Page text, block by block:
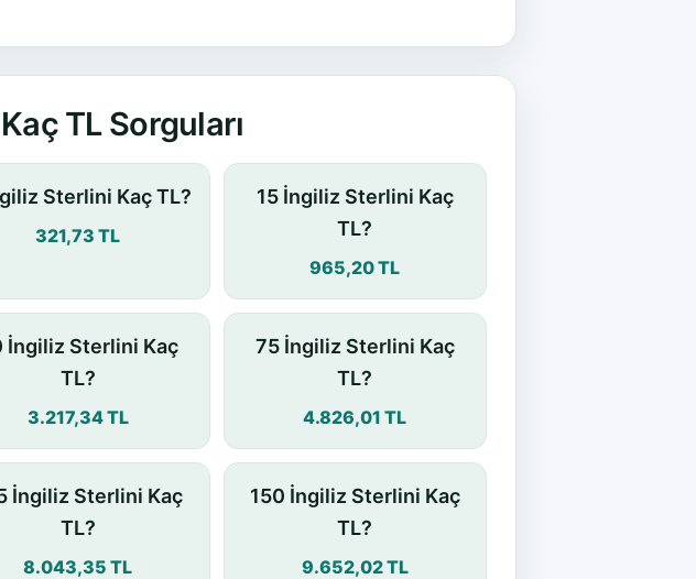
TL Sorguları
Sterlini Kaç TL?
321,73 TL
15 İngiliz Sterlini Kaç
TL?
965,20 TL
İngiliz Sterlini Kaç
TL?
3.217,34 TL
75 İngiliz Sterlini Kaç
TL?
4.826,01 TL
İngiliz Sterlini Kaç
TL?
8.043,35 TL
150 İngiliz Sterlini Kaç
TL?
9.652,02 TL